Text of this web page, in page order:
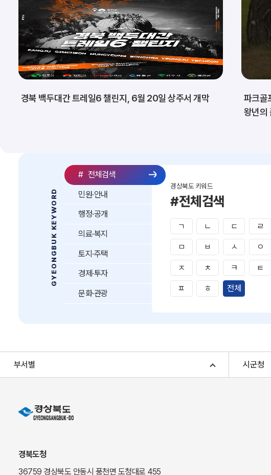
경북 백두대간 트레일6 챌린지, 6월 20일 상주서 개막
파크골
왕년의
GYEONGBUK KEYWORD
# 전체검색
경상북도 키워드
#전체검색
ㄱ ㄴ ㄷ ㄹ
ㅁ ㅂ ㅅ ㅇ
ㅈ ㅊ ㅋ ㅌ
ㅍ ㅎ 전체
민원·안내
행정·공개
의료·복지
토지·주택
경제·투자
문화·관광
부서별 시군청
경북도청
36759 경상북도 안동시 풍천면 도청대로 455